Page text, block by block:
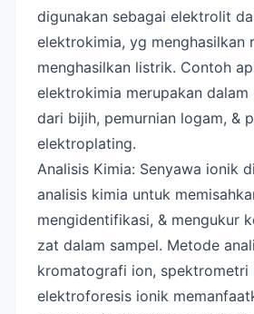
digunakan sebagai elektrolit
elektrokimia, yg menghasilkan
menghasilkan listrik. Contoh
elektrokimia merupakan
dari bijih, pemurnian logam, &
elektroplating.
Analisis Kimia: Senyawa ionik
analisis kimia untuk
mengidentifikasi, & mengukur
zat dalam sampel. Metode
kromatografi ion, spektrometri
elektroforesis ionik